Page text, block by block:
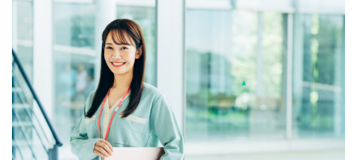
プログラミングスクールでWordPressを学ぶメリット
プログラミングスクールでWordPressを学ぶデメリット
WordPressが学べるプログラミングスクールをお得に利
用する方法
WordPressが学べるプログラミングスクールの卒業後の
進路